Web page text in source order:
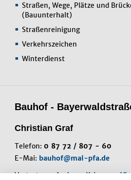
Straßen, Wege, Plätze und
(Bauunterhalt)
Straßenreinigung
Verkehrszeichen
Winterdienst
Bauhof -
Christian Graf
Telefon: 0 87 72 / 807 - 60
E-Mai: bauhof@mal-pfa.de
Vertretung: Andreas Krippner,